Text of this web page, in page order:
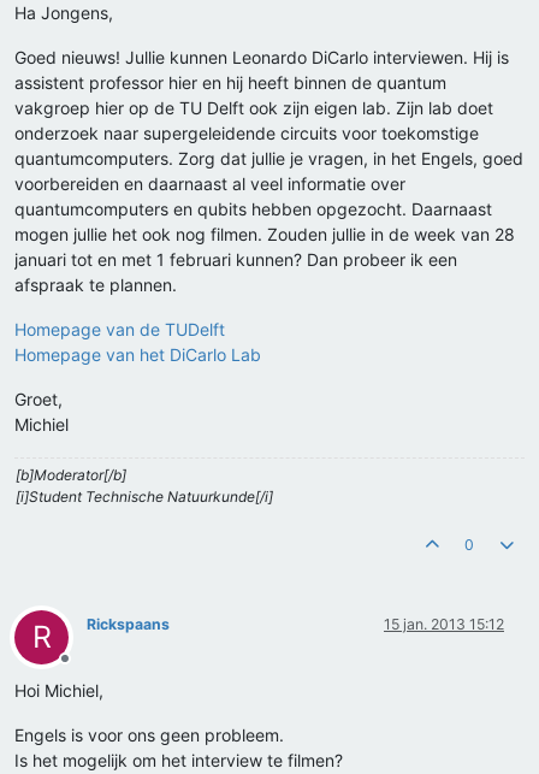
Ha Jongens,
Goed nieuws! Jullie kunnen Leonardo DiCarlo interviewen. Hij is
assistent professor hier en hij heeft binnen de quantum
vakgroep hier op de TU Delft ook zijn eigen lab. Zijn lab doet
onderzoek naar supergeleidende circuits voor toekomstige
quantumcomputers. Zorg dat jullie je vragen, in het Engels, goed
voorbereiden en daarnaast al veel informatie over
quantumcomputers en qubits hebben opgezocht. Daarnaast
mogen jullie het ook nog filmen. Zouden jullie in de week van 28
januari tot en met 1 februari kunnen? Dan probeer ik een
afspraak te plannen.
Homepage van de TUDelft
Homepage van het DiCarlo Lab
Groet,
Michiel
[b]Moderator[/b]
[i]Student Technische Natuurkunde[/i]
0
R
Offline
Rickspaans 15 jan. 2013 15:12
Hoi Michiel,
Engels is voor ons geen probleem.
Is het mogelijk om het interview te filmen?